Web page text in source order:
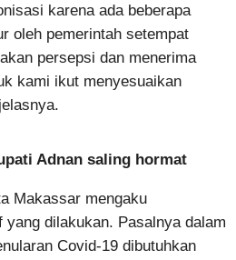
karena ada beberapa
oleh pemerintah setempat
persepsi dan menerima
kami ikut menyesuaikan
Adnan saling hormat
Makassar mengaku
dilakukan. Pasalnya dalam
Covid-19 dibutuhkan